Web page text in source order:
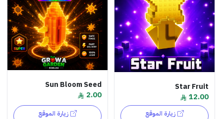
Star Fruit
12.00
زيارة الموقع
Sun Bloom Seed
2.00
زيارة الموقع